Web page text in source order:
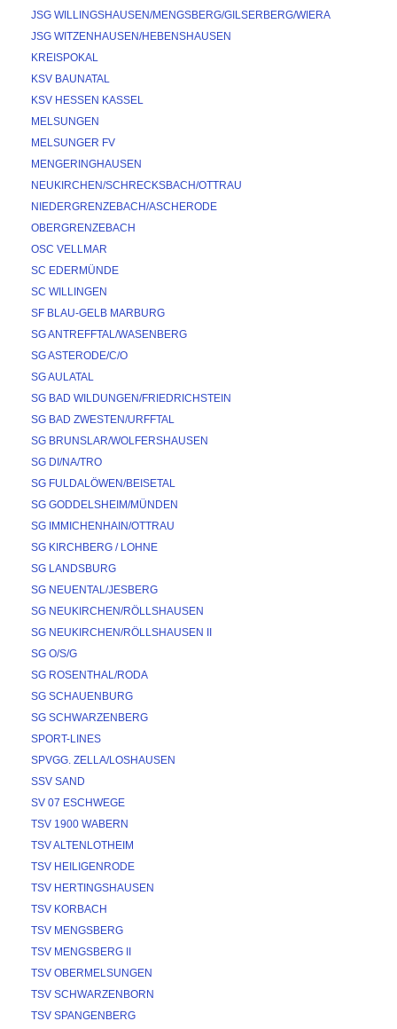
JSG WILLINGSHAUSEN/MENGSBERG/GILSERBERG/WIERA
JSG WITZENHAUSEN/HEBENSHAUSEN
KREISPOKAL
KSV BAUNATAL
KSV HESSEN KASSEL
MELSUNGEN
MELSUNGER FV
MENGERINGHAUSEN
NEUKIRCHEN/SCHRECKSBACH/OTTRAU
NIEDERGRENZEBACH/ASCHERODE
OBERGRENZEBACH
OSC VELLMAR
SC EDERMÜNDE
SC WILLINGEN
SF BLAU-GELB MARBURG
SG ANTREFFTAL/WASENBERG
SG ASTERODE/C/O
SG AULATAL
SG BAD WILDUNGEN/FRIEDRICHSTEIN
SG BAD ZWESTEN/URFFTAL
SG BRUNSLAR/WOLFERSHAUSEN
SG DI/NA/TRO
SG FULDALÖWEN/BEISETAL
SG GODDELSHEIM/MÜNDEN
SG IMMICHENHAIN/OTTRAU
SG KIRCHBERG / LOHNE
SG LANDSBURG
SG NEUENTAL/JESBERG
SG NEUKIRCHEN/RÖLLSHAUSEN
SG NEUKIRCHEN/RÖLLSHAUSEN II
SG O/S/G
SG ROSENTHAL/RODA
SG SCHAUENBURG
SG SCHWARZENBERG
SPORT-LINES
SPVGG. ZELLA/LOSHAUSEN
SSV SAND
SV 07 ESCHWEGE
TSV 1900 WABERN
TSV ALTENLOTHEIM
TSV HEILIGENRODE
TSV HERTINGSHAUSEN
TSV KORBACH
TSV MENGSBERG
TSV MENGSBERG II
TSV OBERMELSUNGEN
TSV SCHWARZENBORN
TSV SPANGENBERG